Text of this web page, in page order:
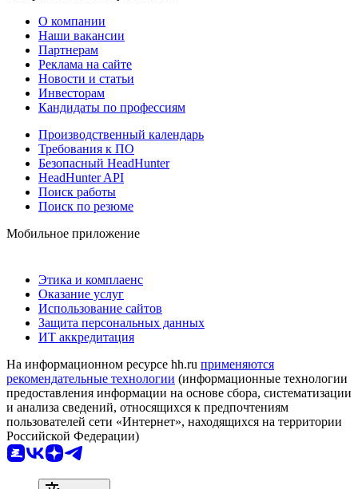
О компании
Наши вакансии
Партнерам
Реклама на сайте
Новости и статьи
Инвесторам
Кандидаты по профессиям
Производственный календарь
Требования к ПО
Безопасный HeadHunter
HeadHunter API
Поиск работы
Поиск по резюме
Мобильное приложение
Этика и комплаенс
Оказание услуг
Использование сайтов
Защита персональных данных
ИТ аккредитация
На информационном ресурсе hh.ru применяются
рекомендательные технологии (информационные технологии
предоставления информации на основе сбора, систематизации
и анализа сведений, относящихся к предпочтениям
пользователей сети «Интернет», находящихся на территории
Российской Федерации)